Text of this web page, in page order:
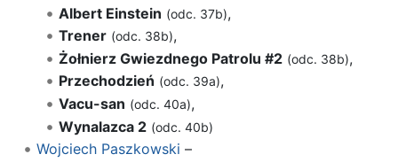
Albert Einstein (odc. 37b),
Trener (odc. 38b),
Żołnierz Gwiezdnego Patrolu #2 (odc. 38b),
Przechodzień (odc. 39a),
Vacu-san (odc. 40a),
Wynalazca 2 (odc. 40b)
Wojciech Paszkowski –